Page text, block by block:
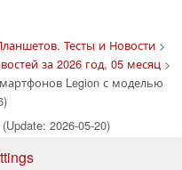
Тесты и Новости>
за 2026 год, 05 месяц >
Legion с моделью
2026-05-20)